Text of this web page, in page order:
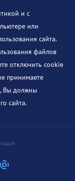
и с
или
сайта.
файлов
отключить cookie
принимаете
Вы должны
сайта.